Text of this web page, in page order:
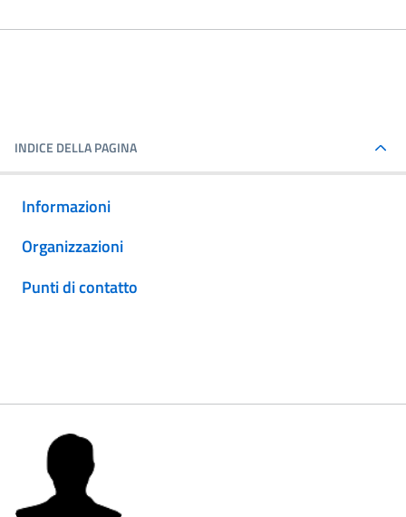
INDICE DELLA PAGINA
Informazioni
Organizzazioni
Punti di contatto